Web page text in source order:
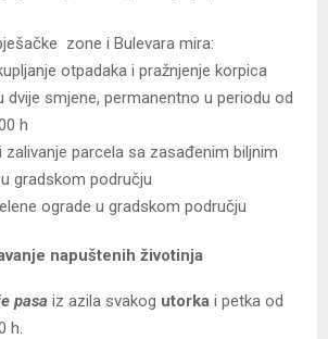
zone i Bulevara mira:
otpadaka i pražnjenje korpica
smjene, permanentno u periodu od
h
zalivanje parcela sa zasađenim biljnim
gradskom području
ograde u gradskom području
napuštenih životinja
pasa iz azila svakog utorka i petka od
h.